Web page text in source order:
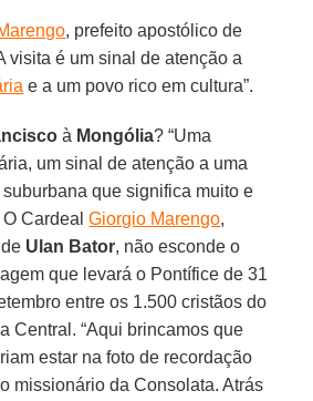
, prefeito apostólico de
visita é um sinal de atenção a
e a um povo rico em cultura”.
à Mongólia? “Uma
um sinal de atenção a uma
suburbana que significa muito e
O CardealGiorgio Marengo,
Ulan Bator, não esconde o
que levará o Pontífice de 31
entre os 1.500 cristãos do
Central. “Aqui brincamos que
estar na foto de recordação
missionário da Consolata. Atrás